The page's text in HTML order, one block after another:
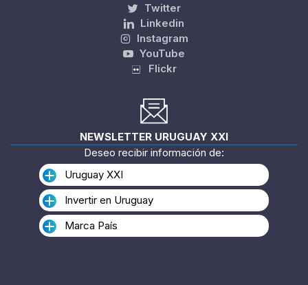
Twitter
Linkedin
Instagram
YouTube
Flickr
NEWSLETTER URUGUAY XXI
Deseo recibir información de:
Uruguay XXI
Invertir en Uruguay
Marca País